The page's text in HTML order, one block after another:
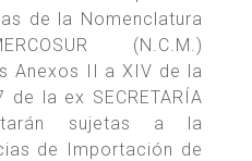
de la Nomenclatura
(N.C.M.)
Anexos II a XIV de la
la ex SECRETARÍA
sujetas a la
de Importación de